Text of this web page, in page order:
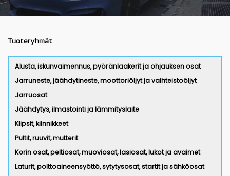
Tuoteryhmät
Alusta, iskunvaimennus, pyöränlaakerit ja ohjauksen osat
Jarruneste, jäähdytineste, moottoriöljyt ja vaihteistoöljyt
Jarruosat
Jäähdytys, ilmastointi ja lämmityslaite
Klipsit, kiinnikkeet
Pultit, ruuvit, mutterit
Korin osat, peltiosat, muoviosat, lasiosat, lukot ja avaimet
Laturit, polttoaineensyöttö, sytytysosat, startit ja sähköosat